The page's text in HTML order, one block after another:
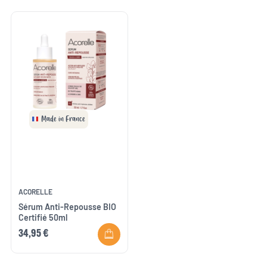
Made in France
ACORELLE
Sérum Anti-Repousse BIO
Certifié 50ml
34,95 €